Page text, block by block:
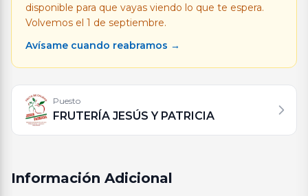
disponible para que vayas viendo lo que te espera.
Volvemos el 1 de septiembre.
Avísame cuando reabramos →
Puesto
FRUTERÍA JESÚS Y PATRICIA
Información Adicional